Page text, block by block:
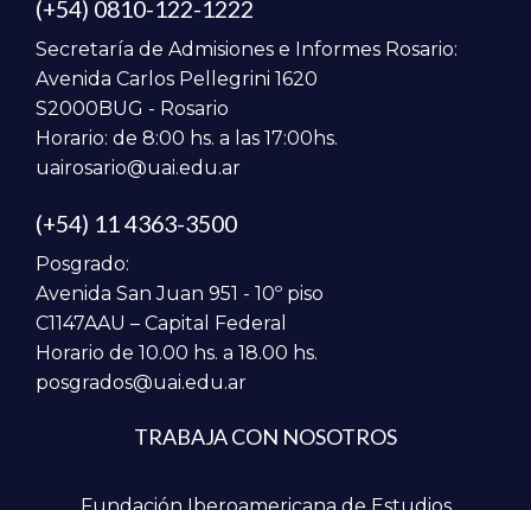
(+54) 0810-122-1222
Secretaría de Admisiones e Informes Rosario:
Avenida Carlos Pellegrini 1620
S2000BUG - Rosario
Horario: de 8:00 hs. a las 17:00hs.
uairosario@uai.edu.ar
(+54) 11 4363-3500
Posgrado:
Avenida San Juan 951 - 10º piso
C1147AAU – Capital Federal
Horario de 10.00 hs. a 18.00 hs.
posgrados@uai.edu.ar
TRABAJA CON NOSOTROS
Fundación Iberoamericana de Estudios